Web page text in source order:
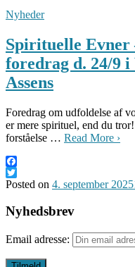
Nyheder
Spirituelle
foredrag d. 24/9
Assens
Foredrag om udfoldelse af
er mere spirituel, end du
forståelse … Read More ›
Facebook
Twitter
Posted on 4. september 2025
Nyhedsbrev
Email adresse: